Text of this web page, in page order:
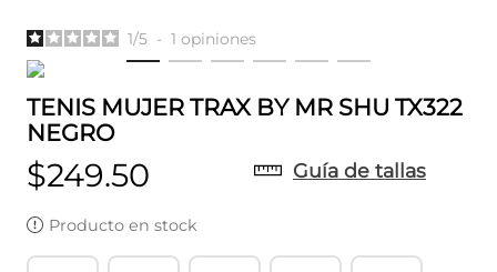
1/5 - 1 opiniones
TENIS MUJER TRAX BY MR SHU TX322
NEGRO
$249.50 Guía de tallas
Producto en stock